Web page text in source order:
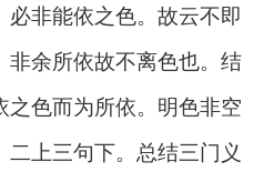
非能依之色。故云不即
非余所依故不离色也。结
色而为所依。明色非空
上三句下。总结三门义